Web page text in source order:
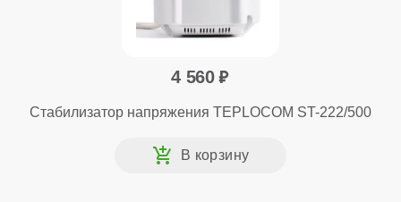
4 560
Стабилизатор напряжения TEPLOCOM ST-222/500